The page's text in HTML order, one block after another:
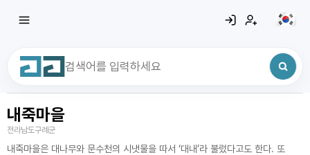
최근 검색어
내죽마을
전라남도구례군
내죽마을은 대나무와 문수천의 시냇물을 따서 ‘대내’라 불렀다고도 한다. 또